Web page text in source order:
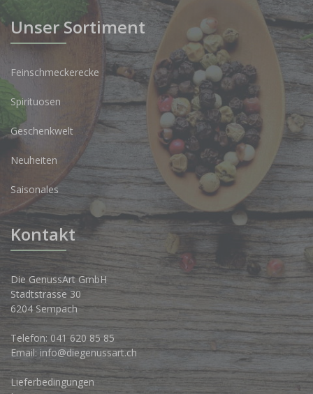
Unser Sortiment
Feinschmeckerecke
Spirituosen
Geschenkwelt
Neuheiten
Saisonales
Kontakt
Die GenussArt GmbH
Stadtstrasse 30
6204 Sempach
Telefon: 041 620 85 85
Email: info@diegenussart.ch
Lieferbedingungen